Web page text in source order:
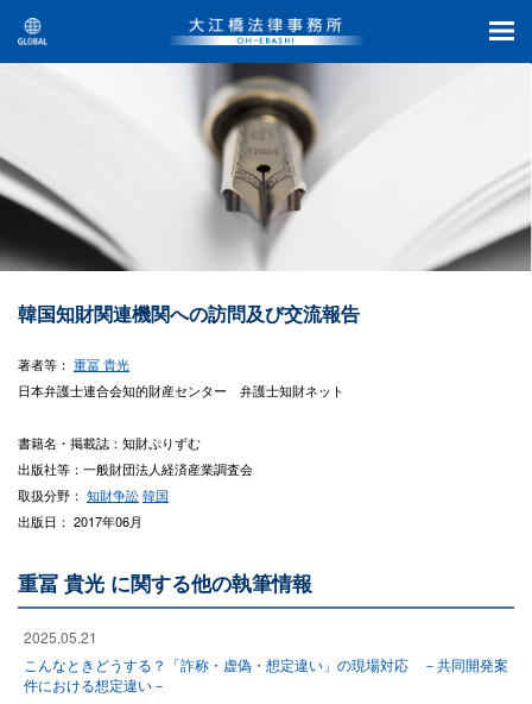
韓国知財関連機関への訪問及び交流報告
著者等： 重冨 貴光
日本弁護士連合会知的財産センター 弁護士知財ネット
書籍名・掲載誌：知財ぷりずむ
出版社等：一般財団法人経済産業調査会
取扱分野： 知財争訟韓国
出版日： 2017年06月
重冨 貴光 に関する他の執筆情報
2025.05.21
こんなときどうする？「詐称・虚偽・想定違い」の現場対応 －共同開発案
件における想定違い－